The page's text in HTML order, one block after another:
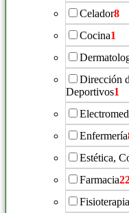
Celador8
Cocina1
Dirección
Deportivos1
Enfermería
Estética,
Farmacia
Fisioterapia